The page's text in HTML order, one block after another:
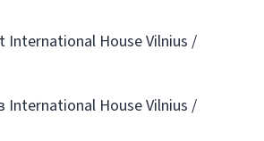
International House Vilnius /
International House Vilnius /